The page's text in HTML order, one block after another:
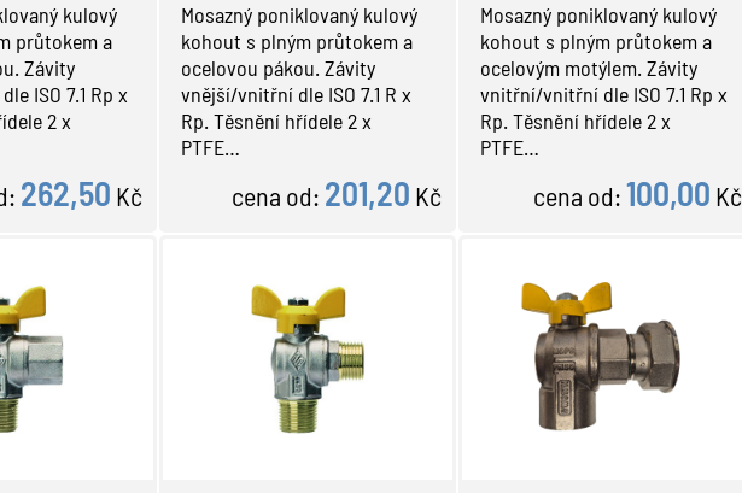
kulový
průtokem a
Závity
ISO 7.1 Rp x
2 x
262,50 Kč
Mosazný poniklovaný kulový
kohout s plným průtokem a
ocelovou pákou. Závity
vnější/vnitřní dle ISO 7.1 R x
Rp. Těsnění hřídele 2 x
PTFE…
cena od: 201,20 Kč
Mosazný poniklovaný kulový
kohout s plným průtokem a
ocelovým motýlem. Závity
vnitřní/vnitřní dle ISO 7.1 Rp x
Rp. Těsnění hřídele 2 x
PTFE…
cena od:100,00 Kč